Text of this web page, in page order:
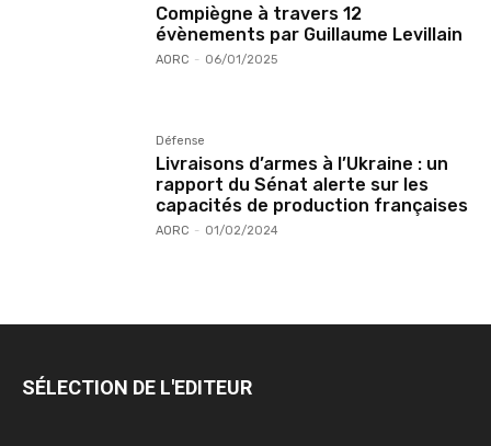
Compiègne à travers 12
évènements par Guillaume Levillain
AORC - 06/01/2025
Défense
Livraisons d’armes à l’Ukraine : un
rapport du Sénat alerte sur les
capacités de production françaises
AORC - 01/02/2024
SÉLECTION DE L'EDITEUR